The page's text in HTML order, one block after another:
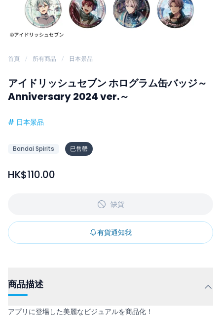
首頁 所有商品 日本景品
アイドリッシュセブン ホログラム缶バッジ～
Anniversary 2024 ver.～
# 日本景品
Bandai Spirits 已售罄
HK$110.00
缺貨
有貨通知我
商品描述
アプリに登場した美麗なビジュアルを商品化！